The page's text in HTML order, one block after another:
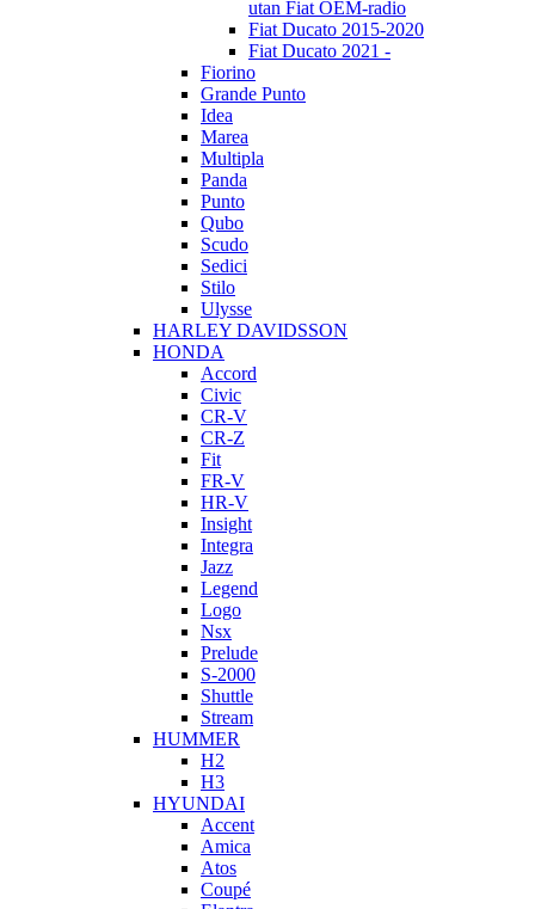
utan Fiat OEM-radio
Fiat Ducato 2015-2020
Fiat Ducato 2021 -
Fiorino
Grande Punto
Idea
Marea
Multipla
Panda
Punto
Qubo
Scudo
Sedici
Stilo
Ulysse
HARLEY DAVIDSSON
HONDA
Accord
Civic
CR-V
CR-Z
Fit
FR-V
HR-V
Insight
Integra
Jazz
Legend
Logo
Nsx
Prelude
S-2000
Shuttle
Stream
HUMMER
H2
H3
HYUNDAI
Accent
Amica
Atos
Coupé